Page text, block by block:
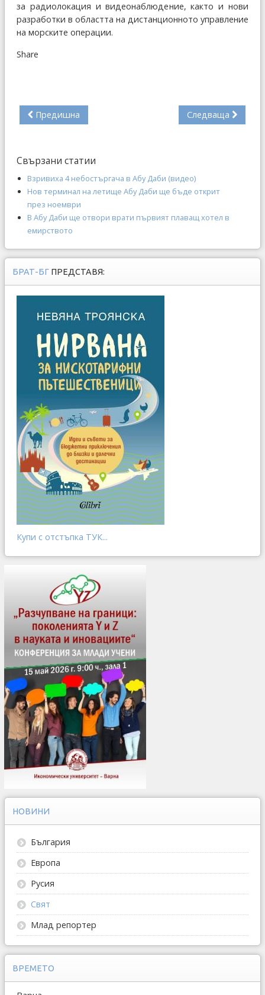
за радиолокация и видеонаблюдение, както и нови
разработки в областта на дистанционното управление
на морските операции.
Share
Предишна Следваща
Свързани статии
Взривиха 4 небостъргача в Абу Даби (видео)
Нов терминал на летище Абу Даби ще бъде открит
през ноември
В Абу Даби ще отвори врати първият плаващ хотел в
емирството
БРАТ-БГ ПРЕДСТАВЯ:
Купи с отстъпка ТУК...
НОВИНИ
България
Европа
Русия
Свят
Млад репортер
ВРЕМЕТО